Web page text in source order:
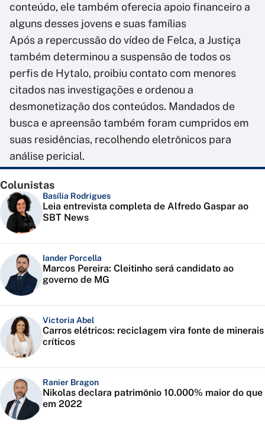
conteúdo, ele também oferecia apoio financeiro a
alguns desses jovens e suas famílias
Após a repercussão do vídeo de Felca, a Justiça
também determinou a suspensão de todos os
perfis de Hytalo, proibiu contato com menores
citados nas investigações e ordenou a
desmonetização dos conteúdos. Mandados de
busca e apreensão também foram cumpridos em
suas residências, recolhendo eletrônicos para
análise pericial.
Colunistas
Basília Rodrigues
Leia entrevista completa de Alfredo Gaspar ao
SBT News
Iander Porcella
Marcos Pereira: Cleitinho será candidato ao
governo de MG
Victoria Abel
Carros elétricos: reciclagem vira fonte de minerais
críticos
Ranier Bragon
Nikolas declara patrimônio 10.000% maior do que
em 2022